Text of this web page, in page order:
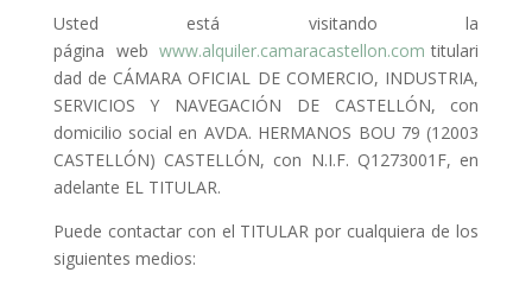
Usted está visitando la
página webwww.alquiler.camaracastellon.com titulari
dad de CÁMARA OFICIAL DE COMERCIO, INDUSTRIA,
SERVICIOS Y NAVEGACIÓN DE CASTELLÓN, con
domicilio social en AVDA. HERMANOS BOU 79 (12003
CASTELLÓN) CASTELLÓN, con N.I.F. Q1273001F, en
adelante EL TITULAR.
Puede contactar con el TITULAR por cualquiera de los
siguientes medios: